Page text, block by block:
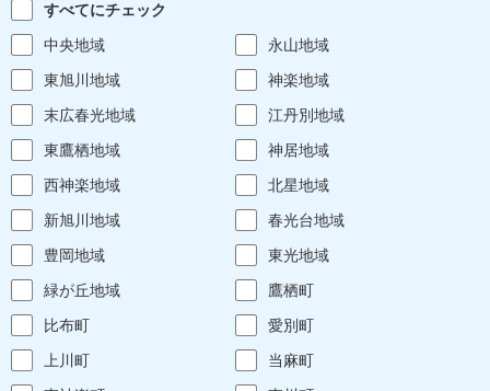
すべてにチェック
中央地域
永山地域
東旭川地域
神楽地域
末広春光地域
江丹別地域
東鷹栖地域
神居地域
西神楽地域
北星地域
新旭川地域
春光台地域
豊岡地域
東光地域
緑が丘地域
鷹栖町
比布町
愛別町
上川町
当麻町